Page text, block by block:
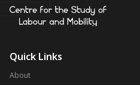
Quick Links
About